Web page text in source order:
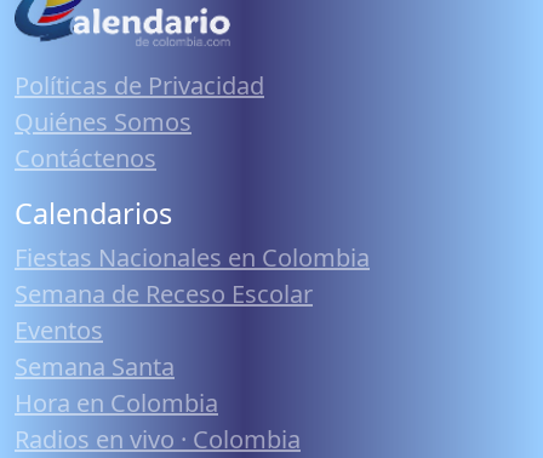
Políticas de Privacidad
Quiénes Somos
Contáctenos
Calendarios
Fiestas Nacionales en Colombia
Semana de Receso Escolar
Eventos
Semana Santa
Hora en Colombia
Radios en vivo · Colombia